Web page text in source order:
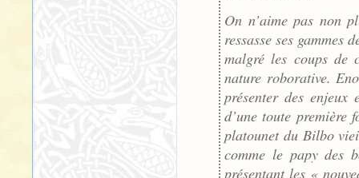
On n’aime pas non
ressasse ses
malgré les coups de
nature roborative.
présenter des enjeux
d’une toute première
platounet du Bilbo
comme le papy des
présentant les «